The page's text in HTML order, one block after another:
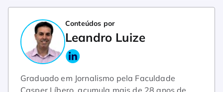
Conteúdos por
Leandro Luize
Graduado em Jornalismo pela Faculdade
Casper Líbero, acumula mais de 28 anos de